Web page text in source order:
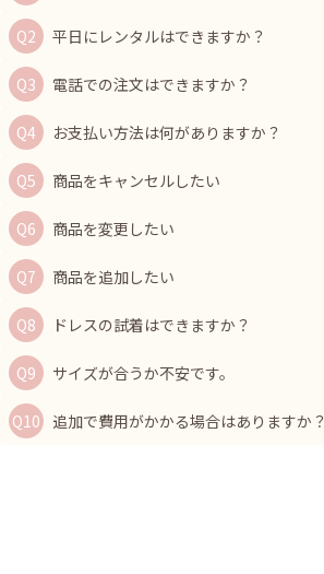
平日にレンタルはできますか？
電話での注文はできますか？
お支払い方法は何がありますか？
商品をキャンセルしたい
商品を変更したい
商品を追加したい
ドレスの試着はできますか？
サイズが合うか不安です。
追加で費用がかかる場合はありますか？